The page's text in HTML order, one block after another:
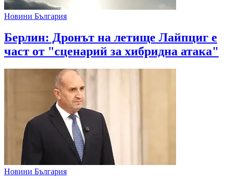
Новини България
Берлин: Дронът на летище Лайпциг е
част от "сценарий за хибридна атака"
Новини България